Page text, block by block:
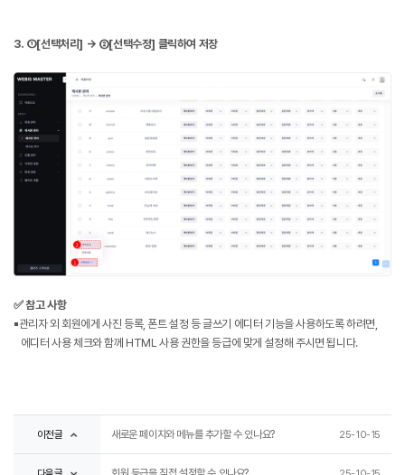
3. ①[선택처리] → ②[선택수정] 클릭하여 저장
✅ 참고 사항
▪️관리자 외 회원에게 사진 등록, 폰트 설정 등 글쓰기 에디터 기능을 사용하도록 하려면,
에디터 사용 체크와 함께 HTML 사용 권한을 등급에 맞게 설정해 주시면 됩니다.
이전글 새로운 페이지와 메뉴를 추가할 수 있나요? 25-10-15